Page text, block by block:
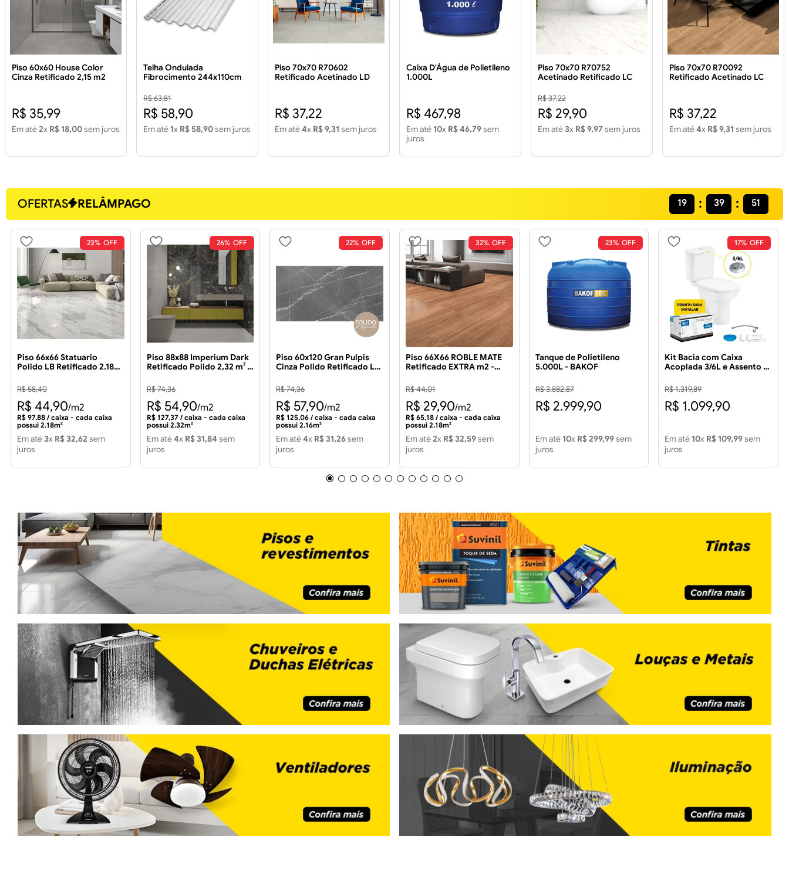
Piso 60x60 House Color
Cinza Retificado 2,15 m2
R$ 35,99
Em até2x R$ 18,00sem juros
Telha Ondulada
Fibrocimento 244x110cm
R$ 63,81
R$ 58,90
Em até 1x R$ 58,90sem juros
Piso 70x70 R70602
Retificado Acetinado LD
R$ 37,22
Em até4x R$ 9,31 sem juros
Caixa D'Água de Polietileno
1.000L
R$ 467,98
Em até 10x R$ 46,79sem
juros
Piso 70x70 R70752
Acetinado Retificado LC
R$ 37,22
R$ 29,90
Em até 3x R$ 9,97 sem juros
Piso 70x70 R70092
Retificado Acetinado LC
3.43 m2
R$ 37,22
Em até4x R$ 9,31 sem juros
OFERTAS RELÂMPAGO 19 39 49
23%
Piso 66x66 Statuario
Polido LB Retificado 2.18m²
R$58,40
R$ 44,90/m2
R$ 97,88/ caixa - cada caixa
possui 2.18m²
Em até 3x R$ 32,62 sem
juros
26%
Piso 88x88 Imperium Dark
Retificado Polido 2,32 m² -
R$74,36
R$ 54,90/m2
R$ 127,37/ caixa - cada caixa
possui 2.32m²
Em até4x R$ 31,84 sem
juros
22%
Piso 60x120 Gran Pulpis
Cinza Polido Retificado LB
R$74,36
R$ 57,90/m2
R$ 125,06 / caixa - cada caixa
possui 2.16m²
Em até4x R$ 31,26sem
juros
32%
Piso 66X66 ROBLE MATE
Retificado EXTRA m2 -
R$44,01
R$ 29,90/m2
R$ 65,18/ caixa - cada caixa
possui 2.18m²
Em até2x R$ 32,59sem
juros
23%
Tanque de Polietileno
5.000L - BAKOF
R$3.882,87
R$ 2.999,90
Em até 10x R$299,99sem
juros
17%
Kit Bacia com Caixa
Acoplada 3/6L e Assento +
Debba Square Branco -
ROCA
R$1.319,89
R$ 1.099,90
Em até 10x R$ 109,99sem
juros